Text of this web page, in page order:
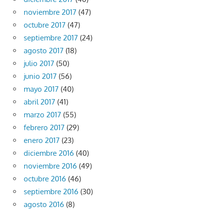
noviembre 2017 (47)
octubre 2017 (47)
septiembre 2017 (24)
agosto 2017 (18)
julio 2017 (50)
junio 2017 (56)
mayo 2017 (40)
abril 2017 (41)
marzo 2017 (55)
febrero 2017 (29)
enero 2017 (23)
diciembre 2016 (40)
noviembre 2016 (49)
octubre 2016 (46)
septiembre 2016 (30)
agosto 2016 (8)